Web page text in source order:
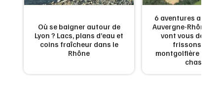
Où se baigner autour de
Lyon ? Lacs, plans d’eau et
coins fraîcheur dans le
Rhône
6 aventures
Auvergne-Rhône-
vont vous
frissons : de
montgolfière à
chasse